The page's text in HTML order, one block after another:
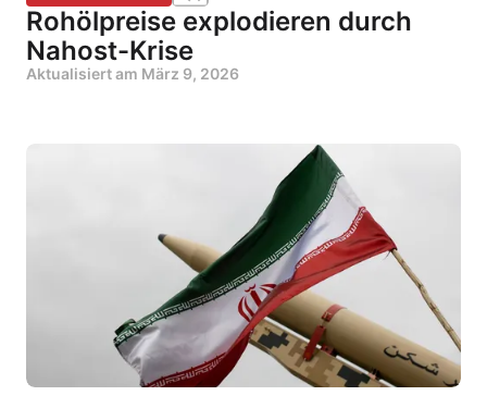
Rohölpreise explodieren durch
Nahost-Krise
Aktualisiert am März 9, 2026